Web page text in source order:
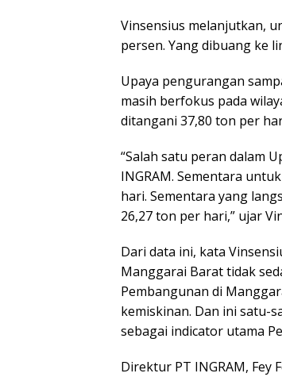
Vinsensius melanjutkan,
persen. Yang dibuang ke
Upaya pengurangan
masih berfokus pada
ditangani 37,80 ton per
“Salah satu peran dalam
INGRAM. Sementara
hari. Sementara yang
26,27 ton per hari,” ujar
Dari data ini, kata
Manggarai Barat tidak
Pembangunan di
kemiskinan. Dan ini satu-
sebagai indicator utama
Direktur PT INGRAM, Fey